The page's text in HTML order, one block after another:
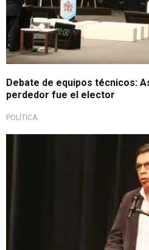
Debate de equipos técnicos:
perdedor fue el elector
POLÍTICA